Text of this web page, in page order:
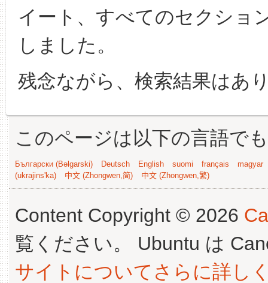
イート、すべてのセクショ
しました。
残念ながら、検索結果はあ
このページは以下の言語で
Български (Bəlgarski) Deutsch English suomi français
magyar
(ukrajins'ka)
中文 (Zhongwen,简) 中文 (Zhongwen,繁)
Content Copyright © 2026
覧ください。 Ubuntu は
サイトについてさらに詳し